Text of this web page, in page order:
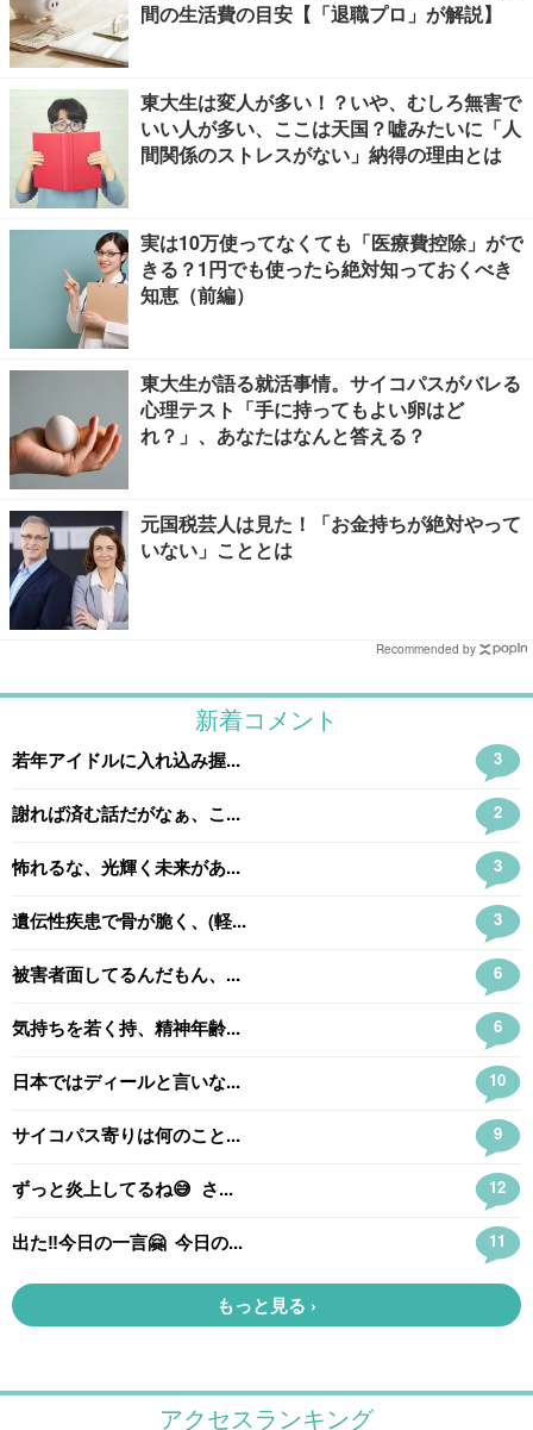
間の生活費の目安【「退職プロ」が解説】
東大生は変人が多い！？いや、むしろ無害で
いい人が多い、ここは天国？嘘みたいに「人
間関係のストレスがない」納得の理由とは
実は10万使ってなくても「医療費控除」がで
きる？1円でも使ったら絶対知っておくべき
知恵（前編）
東大生が語る就活事情。サイコパスがバレる
心理テスト「手に持ってもよい卵はど
れ？」、あなたはなんと答える？
元国税芸人は見た！「お金持ちが絶対やって
いない」こととは
Recommended by
アクセスランキング